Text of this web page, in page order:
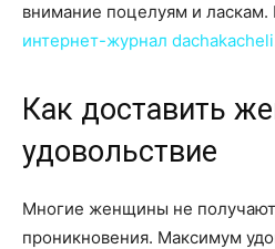
внимание поцелуям и
интернет-журнал
Как доставить
удовольствие
Многие женщины не получают
проникновения. Максимум